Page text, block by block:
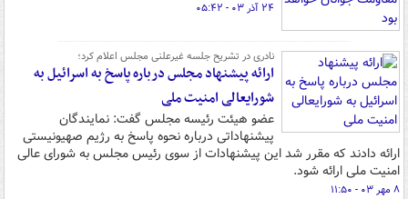
۲۴ آذر ۰۳ - ۰۵:۴۲
نادری در تشریح جلسه غیرعلنی مجلس اعلام کرد؛
ارائه پیشنهاد مجلس درباره پاسخ به اسرائیل به
شورایعالی امنیت ملی
عضو هیئت رئیسه مجلس گفت: نمایندگان
پیشنهاداتی درباره نحوه پاسخ به رژیم صهیونیستی
ارائه دادند که مقرر شد این پیشنهادات از سوی رئیس مجلس به شورای عالی
امنیت ملی ارائه شود.
۸ مهر ۰۳ - ۱۱:۵۰